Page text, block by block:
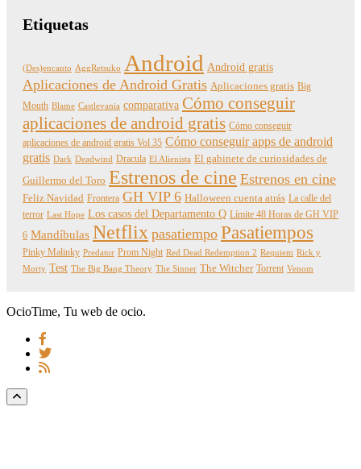
Etiquetas
(Des)encanto AggRetsuko Android Android gratis
Aplicaciones de Android Gratis Aplicaciones gratis Big
Mouth Blame Castlevania comparativa Cómo conseguir
aplicaciones de android gratis Cómo conseguir
aplicaciones de android gratis Vol 35 Cómo conseguir apps de android
gratis Dark Deadwind Dracula El Alienista El gabinete de curiosidades de
Guillermo del Toro Estrenos de cine Estrenos en cine
Feliz Navidad Frontera GH VIP 6 Halloween cuenta atrás La calle del
terror Last Hope Los casos del Departamento Q Límite 48 Horas de GH VIP
6 Mandíbulas Netflix pasatiempo Pasatiempos
Pinky Malinky Predator Prom Night Red Dead Redemption 2 Requiem Rick y
Morty Test The Big Bang Theory The Sinner The Witcher Torrent Venom
OcioTime, Tu web de ocio.